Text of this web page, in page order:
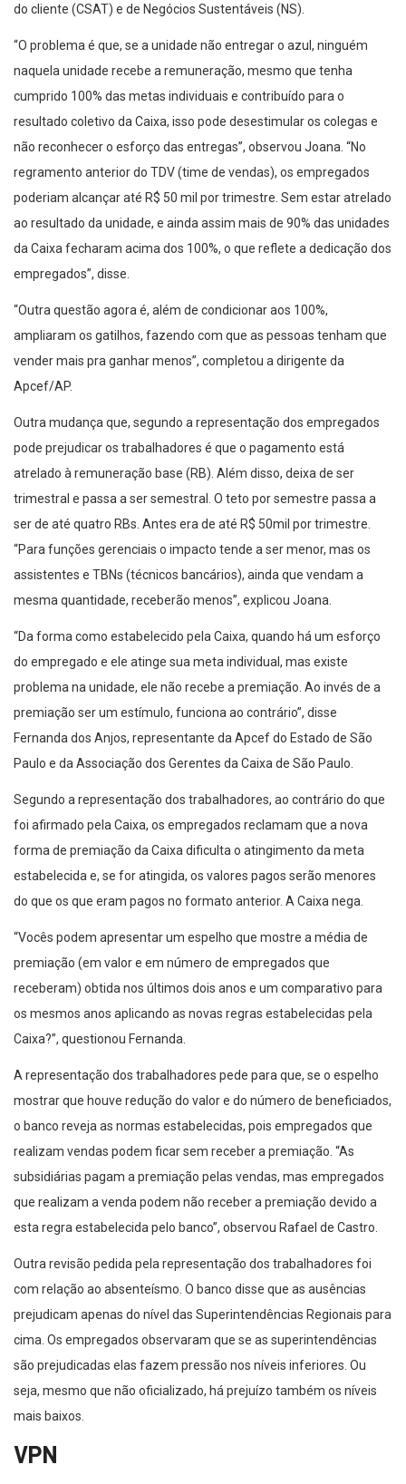
do cliente (CSAT) e de Negócios Sustentáveis (NS).
“O problema é que, se a unidade não entregar o azul, ninguém
naquela unidade recebe a remuneração, mesmo que tenha
cumprido 100% das metas individuais e contribuído para o
resultado coletivo da Caixa, isso pode desestimular os colegas e
não reconhecer o esforço das entregas”, observou Joana. “No
regramento anterior do TDV (time de vendas), os empregados
poderiam alcançar até R$ 50 mil por trimestre. Sem estar atrelado
ao resultado da unidade, e ainda assim mais de 90% das unidades
da Caixa fecharam acima dos 100%, o que reflete a dedicação dos
empregados”, disse.
“Outra questão agora é, além de condicionar aos 100%,
ampliaram os gatilhos, fazendo com que as pessoas tenham que
vender mais pra ganhar menos”, completou a dirigente da
Apcef/AP.
Outra mudança que, segundo a representação dos empregados
pode prejudicar os trabalhadores é que o pagamento está
atrelado à remuneração base (RB). Além disso, deixa de ser
trimestral e passa a ser semestral. O teto por semestre passa a
ser de até quatro RBs. Antes era de até R$ 50mil por trimestre.
“Para funções gerenciais o impacto tende a ser menor, mas os
assistentes e TBNs (técnicos bancários), ainda que vendam a
mesma quantidade, receberão menos”, explicou Joana.
“Da forma como estabelecido pela Caixa, quando há um esforço
do empregado e ele atinge sua meta individual, mas existe
problema na unidade, ele não recebe a premiação. Ao invés de a
premiação ser um estímulo, funciona ao contrário”, disse
Fernanda dos Anjos, representante da Apcef do Estado de São
Paulo e da Associação dos Gerentes da Caixa de São Paulo.
Segundo a representação dos trabalhadores, ao contrário do que
foi afirmado pela Caixa, os empregados reclamam que a nova
forma de premiação da Caixa dificulta o atingimento da meta
estabelecida e, se for atingida, os valores pagos serão menores
do que os que eram pagos no formato anterior. A Caixa nega.
“Vocês podem apresentar um espelho que mostre a média de
premiação (em valor e em número de empregados que
receberam) obtida nos últimos dois anos e um comparativo para
os mesmos anos aplicando as novas regras estabelecidas pela
Caixa?”, questionou Fernanda.
A representação dos trabalhadores pede para que, se o espelho
mostrar que houve redução do valor e do número de beneficiados,
o banco reveja as normas estabelecidas, pois empregados que
realizam vendas podem ficar sem receber a premiação. “As
subsidiárias pagam a premiação pelas vendas, mas empregados
que realizam a venda podem não receber a premiação devido a
esta regra estabelecida pelo banco”, observou Rafael de Castro.
Outra revisão pedida pela representação dos trabalhadores foi
com relação ao absenteísmo. O banco disse que as ausências
prejudicam apenas do nível das Superintendências Regionais para
cima. Os empregados observaram que se as superintendências
são prejudicadas elas fazem pressão nos níveis inferiores. Ou
seja, mesmo que não oficializado, há prejuízo também os níveis
mais baixos.
VPN